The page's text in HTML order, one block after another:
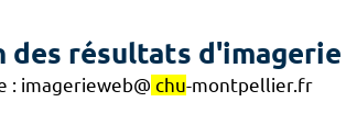
des résultats d'imagerie
: imagerieweb@ chu-montpellier.fr